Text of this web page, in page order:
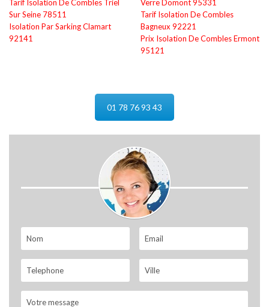
Tarif Isolation De Combles Triel
Sur Seine 78511
Isolation Par Sarking Clamart
92141
Verre Domont 95331
Tarif Isolation De Combles
Bagneux 92221
Prix Isolation De Combles Ermont
95121
01 78 76 93 43